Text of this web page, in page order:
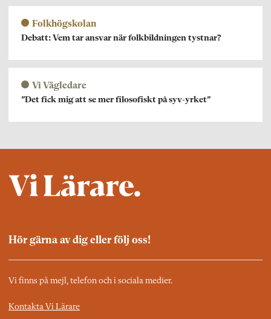
Folkhögskolan
Debatt: Vem tar ansvar när folkbildningen tystnar?
Vi Vägledare
”Det fick mig att se mer filosofiskt på syv-yrket”
Hör gärna av dig eller följ oss!
Vi finns på mejl, telefon och i sociala medier.
Kontakta Vi Lärare